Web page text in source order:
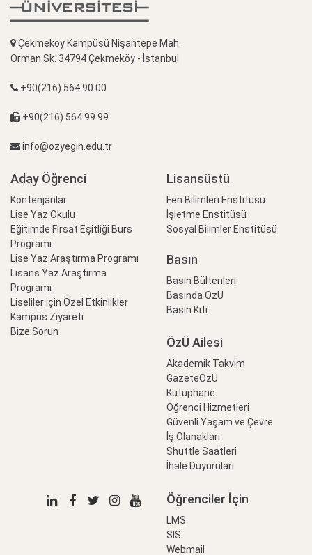
Çekmeköy Kampüsü Nişantepe Mah.
Orman Sk. 34794 Çekmeköy - İstanbul
+90(216) 564 90 00
+90(216) 564 99 99
info@ozyegin.edu.tr
Aday Öğrenci
Kontenjanlar
Lise Yaz Okulu
Eğitimde Fırsat Eşitliği Burs
Programı
Lise Yaz Araştırma Programı
Lisans Yaz Araştırma
Programı
Liseliler için Özel Etkinlikler
Kampüs Ziyareti
Bize Sorun
Lisansüstü
Fen Bilimleri Enstitüsü
İşletme Enstitüsü
Sosyal Bilimler Enstitüsü
Basın
Basın Bültenleri
Basında ÖzÜ
Basın Kiti
ÖzÜ Ailesi
Akademik Takvim
GazeteÖzÜ
Kütüphane
Öğrenci Hizmetleri
Güvenli Yaşam ve Çevre
İş Olanakları
Shuttle Saatleri
İhale Duyuruları
Öğrenciler İçin
LMS
SIS
Webmail